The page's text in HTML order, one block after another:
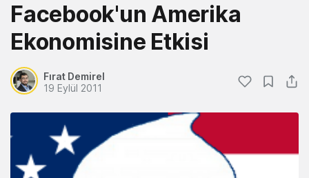
Facebook'un Amerika
Ekonomisine Etkisi
Fırat Demirel
19 Eylül 2011